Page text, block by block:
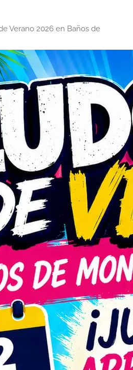
Verano 2026 en Baños de